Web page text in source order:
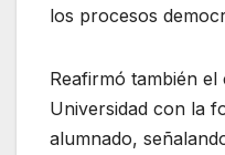
los procesos
Reafirmó también
Universidad con la
alumnado,